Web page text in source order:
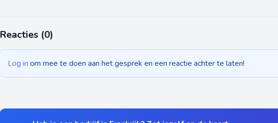
Reacties (0)
Log in om mee te doen aan het gesprek en een reactie achter te laten!